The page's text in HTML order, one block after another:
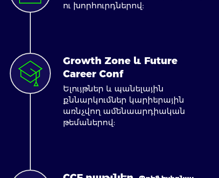
ու խորհուրդներով:
Growth Zone և Future
Career Conf
Ելույթներ և պանելային
քննարկումներ կարիերային
առնչվող ամենաարդիական
թեմաներով: